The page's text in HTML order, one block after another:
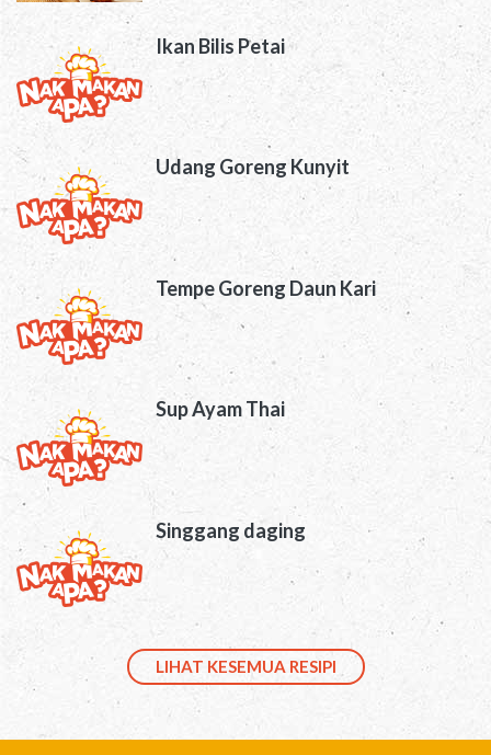
Ikan Bilis Petai
Udang Goreng Kunyit
Tempe Goreng Daun Kari
Sup Ayam Thai
Singgang daging
LIHAT KESEMUA RESIPI